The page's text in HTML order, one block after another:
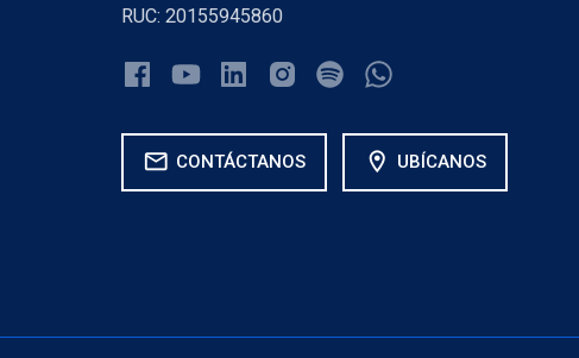
RUC: 20155945860
mail CONTÁCTANOS location_on UBÍCANOS